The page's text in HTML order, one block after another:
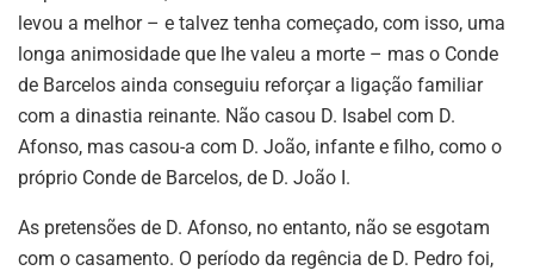
levou a melhor – e talvez tenha começado, com isso, uma
longa animosidade que lhe valeu a morte – mas o Conde
de Barcelos ainda conseguiu reforçar a ligação familiar
com a dinastia reinante. Não casou D. Isabel com D.
Afonso, mas casou-a com D. João, infante e filho, como o
próprio Conde de Barcelos, de D. João I.
As pretensões de D. Afonso, no entanto, não se esgotam
com o casamento. O período da regência de D. Pedro foi,